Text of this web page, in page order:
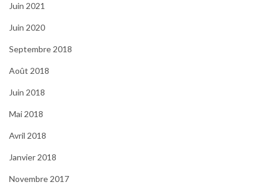
Juin 2021
Juin 2020
Septembre 2018
Août 2018
Juin 2018
Mai 2018
Avril 2018
Janvier 2018
Novembre 2017